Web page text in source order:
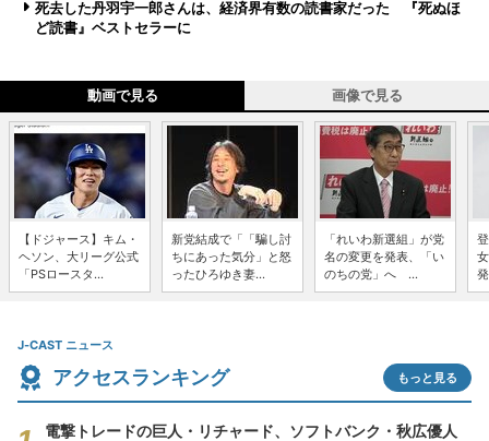
死去した丹羽宇一郎さんは、経済界有数の読書家だった 『死ぬほ
ど読書』ベストセラーに
動画で見る 画像で見る
【ドジャース】キム・
ヘソン、大リーグ公式
「PSロースタ...
新党結成で「「騙し討
ちにあった気分」と怒
ったひろゆき妻...
「れいわ新選組」が党
名の変更を発表、「い
のちの党」へ ...
J-CAST ニュース
アクセスランキング もっと見る
電撃トレードの巨人・リチャード、ソフトバンク・秋広優人